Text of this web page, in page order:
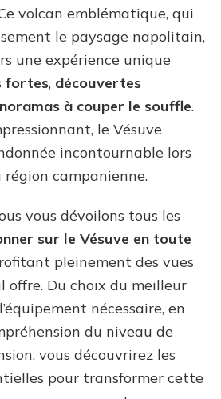
vues
volcan emblématique, qui
le paysage napolitain,
une expérience unique
fortes, découvertes
à couper le souffle.
le Vésuve
incontournable lors
région campanienne.
vous dévoilons tous les
sur le Vésuve en toute
pleinement des vues
offre. Du choix du meilleur
nécessaire, en
du niveau de
vous découvrirez les
pour transformer cette